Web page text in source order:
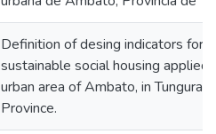
Definition of desing indicators for
sustainable social housing applied
urban area of Ambato, in
Province.